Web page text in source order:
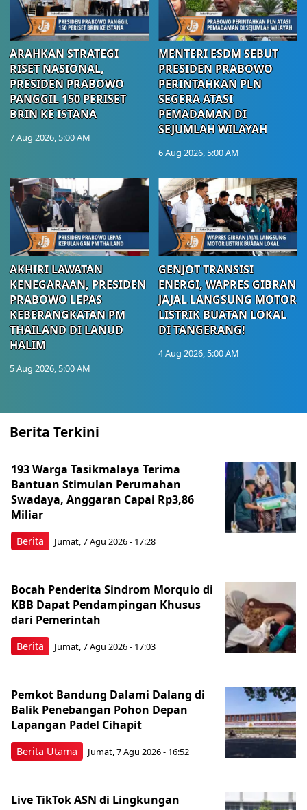
ARAHKAN STRATEGI
RISET NASIONAL,
PRESIDEN PRABOWO
PANGGIL 150 PERISET
BRIN KE ISTANA
7 Aug 2026, 5:00 AM
MENTERI ESDM SEBUT
PRESIDEN PRABOWO
PERINTAHKAN PLN
SEGERA ATASI
PEMADAMAN DI
SEJUMLAH WILAYAH
6 Aug 2026, 5:00 AM
AKHIRI LAWATAN
KENEGARAAN, PRESIDEN
PRABOWO LEPAS
KEBERANGKATAN PM
THAILAND DI LANUD
HALIM
5 Aug 2026, 5:00 AM
GENJOT TRANSISI
ENERGI, WAPRES GIBRAN
JAJAL LANGSUNG MOTOR
LISTRIK BUATAN LOKAL
DI TANGERANG!
4 Aug 2026, 5:00 AM
Berita Terkini
Berita
193 Warga Tasikmalaya Terima
Bantuan Stimulan Perumahan
Swadaya, Anggaran Capai Rp3,86
Miliar
Jumat, 7 Agu 2026 - 17:28
Berita
Bocah Penderita Sindrom Morquio di
KBB Dapat Pendampingan Khusus
dari Pemerintah
Jumat, 7 Agu 2026 - 17:03
Berita Utama
Pemkot Bandung Dalami Dalang di
Balik Penebangan Pohon Depan
Lapangan Padel Cihapit
Jumat, 7 Agu 2026 - 16:52
Live TikTok ASN di Lingkungan